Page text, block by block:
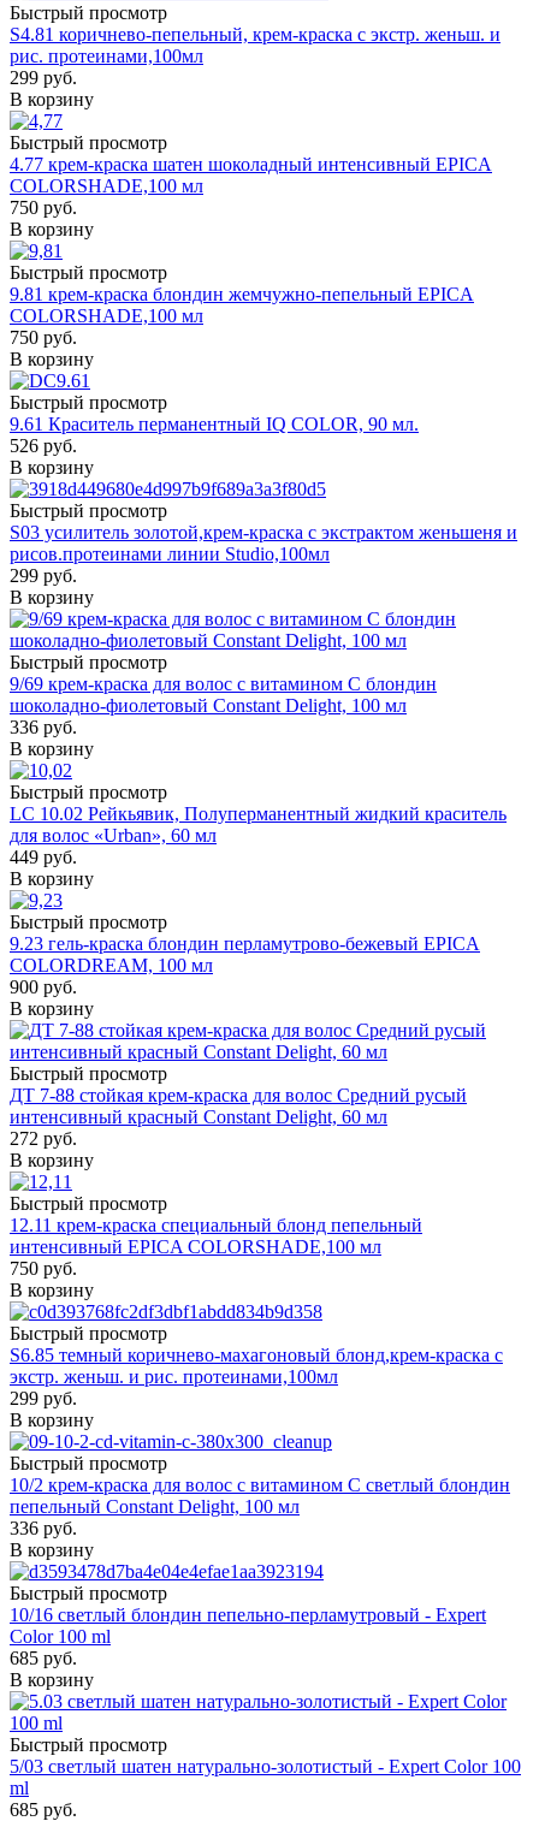
Быстрый просмотр
S4.81 коричнево-пепельный, крем-краска с экстр. женьш. и
рис. протеинами,100мл
299 руб.
В корзину
Быстрый просмотр
4.77 крем-краска шатен шоколадный интенсивный EPICA
COLORSHADE,100 мл
750 руб.
В корзину
Быстрый просмотр
9.81 крем-краска блондин жемчужно-пепельный EPICA
COLORSHADE,100 мл
750 руб.
В корзину
Быстрый просмотр
9.61 Краситель перманентный IQ COLOR, 90 мл.
526 руб.
В корзину
Быстрый просмотр
S03 усилитель золотой,крем-краска с экстрактом женьшеня и
рисов.протеинами линии Studio,100мл
299 руб.
В корзину
Быстрый просмотр
9/69 крем-краска для волос с витамином С блондин
шоколадно-фиолетовый Constant Delight, 100 мл
336 руб.
В корзину
Быстрый просмотр
LC 10.02 Рейкьявик, Полуперманентный жидкий краситель
для волос «Urban», 60 мл
449 руб.
В корзину
Быстрый просмотр
9.23 гель-краска блондин перламутрово-бежевый EPICA
COLORDREAM, 100 мл
900 руб.
В корзину
Быстрый просмотр
ДТ 7-88 стойкая крем-краска для волос Средний русый
интенсивный красный Constant Delight, 60 мл
272 руб.
В корзину
Быстрый просмотр
12.11 крем-краска специальный блонд пепельный
интенсивный EPICA COLORSHADE,100 мл
750 руб.
В корзину
Быстрый просмотр
S6.85 темный коричнево-махагоновый блонд,крем-краска с
экстр. женьш. и рис. протеинами,100мл
299 руб.
В корзину
Быстрый просмотр
10/2 крем-краска для волос с витамином С светлый блондин
пепельный Constant Delight, 100 мл
336 руб.
В корзину
Быстрый просмотр
10/16 светлый блондин пепельно-перламутровый - Expert
Color 100 ml
685 руб.
В корзину
Быстрый просмотр
5/03 светлый шатен натурально-золотистый - Expert Color 100
ml
685 руб.